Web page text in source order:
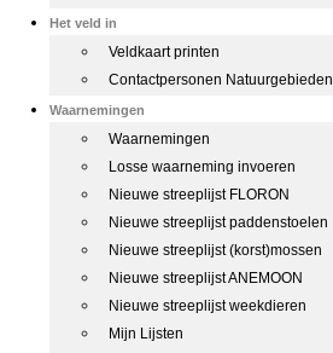
Het veld in
Veldkaart printen
Contactpersonen Natuurgebieden
Waarnemingen
Waarnemingen
Losse waarneming invoeren
Nieuwe streeplijst FLORON
Nieuwe streeplijst paddenstoelen
Nieuwe streeplijst (korst)mossen
Nieuwe streeplijst ANEMOON
Nieuwe streeplijst weekdieren
Mijn Lijsten